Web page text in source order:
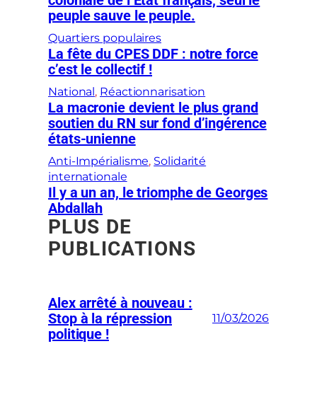
peuple sauve le peuple.
Quartiers populaires
La fête du CPES DDF : notre force
c’est le collectif !
National , Réactionnarisation
La macronie devient le plus grand
soutien du RN sur fond d’ingérence
états-unienne
Anti-Impérialisme, Solidarité
internationale
Il y a un an, le triomphe de Georges
Abdallah
PLUS DE
PUBLICATIONS
Alex arrêté à nouveau :
Stop à la répression
politique !
11/03/2026